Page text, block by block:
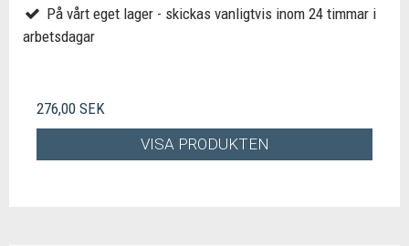
På vårt eget lager - skickas vanligtvis inom 24 timmar i
arbetsdagar
276,00 SEK
VISA PRODUKTEN